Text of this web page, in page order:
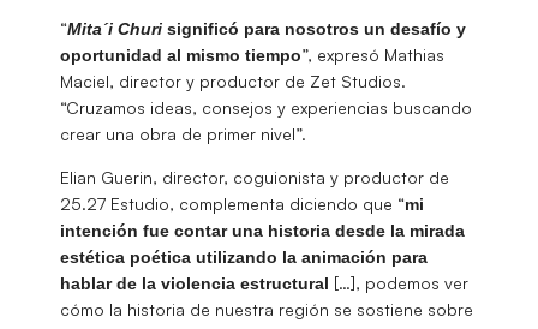
“Mita´i Churi significó para nosotros un desafío y
oportunidad al mismo tiempo”, expresó Mathias
Maciel, director y productor de Zet Studios.
“Cruzamos ideas, consejos y experiencias buscando
crear una obra de primer nivel”.
Elian Guerin, director, coguionista y productor de
25.27 Estudio, complementa diciendo que “mi
intención fue contar una historia desde la mirada
estética poética utilizando la animación para
hablar de la violencia estructural […], podemos ver
cómo la historia de nuestra región se sostiene sobre